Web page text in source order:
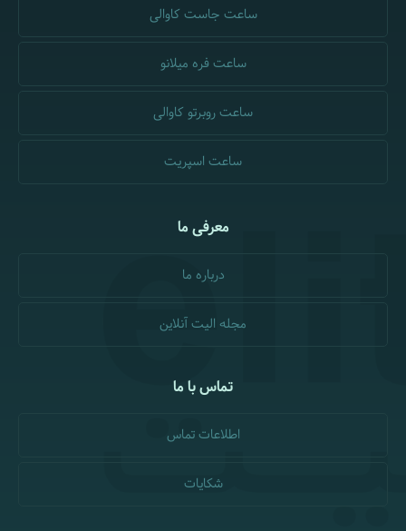
ساعت جاست کاوالی
ساعت فره میلانو
ساعت روبرتو کاوالی
ساعت اسپریت
معرفی ما
درباره ما
مجله الیت آنلاین
تماس با ما
اطلاعات تماس
شکایات